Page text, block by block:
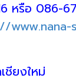
หรือ 086-
www.nana-
ยงใหม่